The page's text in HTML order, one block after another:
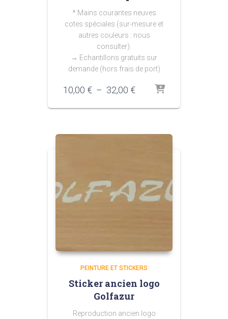
* Mains courantes neuves
cotes spéciales (sur-mesure et
autres couleurs : nous
consulter).
→ Echantillons gratuits sur
demande (hors frais de port)
10,00 € – 32,00 €Plage
prix :
à
PEINTURE ET STICKERS
Sticker ancien logo
Golfazur
Reproduction ancien logo